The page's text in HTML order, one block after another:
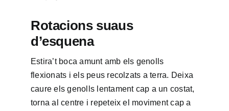
Rotacions suaus
d’esquena
Estira’t boca amunt amb els genolls
flexionats i els peus recolzats a terra. Deixa
caure els genolls lentament cap a un costat,
torna al centre i repeteix el moviment cap a